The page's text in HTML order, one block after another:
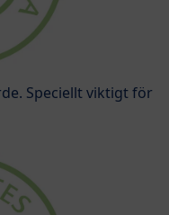
Speciellt viktigt för